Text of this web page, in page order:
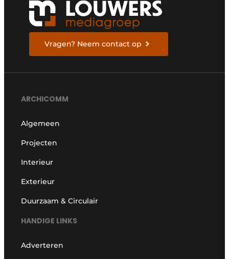
Vragen? Neem contact op
ARCHICOMM
Algemeen
Projecten
Interieur
Exterieur
Duurzaam & Circulair
HANDIGE LINKS
Adverteren